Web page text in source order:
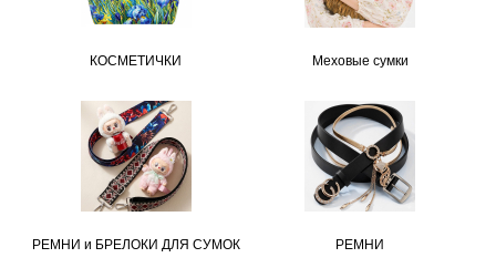
КОСМЕТИЧКИ Меховые сумки
РЕМНИ и БРЕЛОКИ ДЛЯ СУМОК РЕМНИ